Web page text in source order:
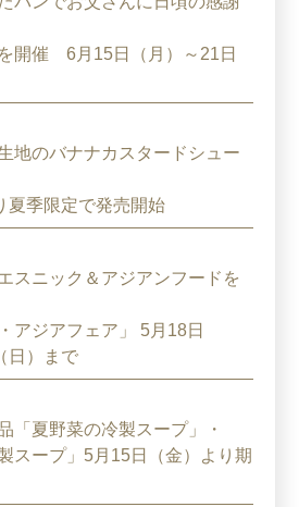
開催 6月15日（月）～21日
地のバナナカスタードシュー
夏季限定で発売開始
スニック＆アジアンフードを
アジアフェア」 5月18日
日）まで
「夏野菜の冷製スープ」・
スープ」5月15日（金）より期